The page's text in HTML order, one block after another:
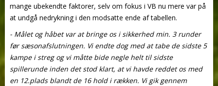
mange ubekendte faktorer, selv om fokus i VB nu mere var på
at undgå nedrykning i den modsatte ende af tabellen.
- Målet og håbet var at bringe os i sikkerhed min. 3 runder
før sæsonafslutningen. Vi endte dog med at tabe de sidste 5
kampe i streg og vi måtte bide negle helt til sidste
spillerunde inden det stod klart, at vi havde reddet os med
en 12.plads blandt de 16 hold i rækken. Vi gik gennem